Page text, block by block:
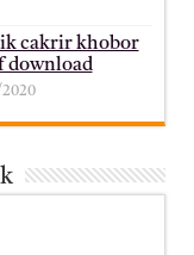
cakrir khobor
download